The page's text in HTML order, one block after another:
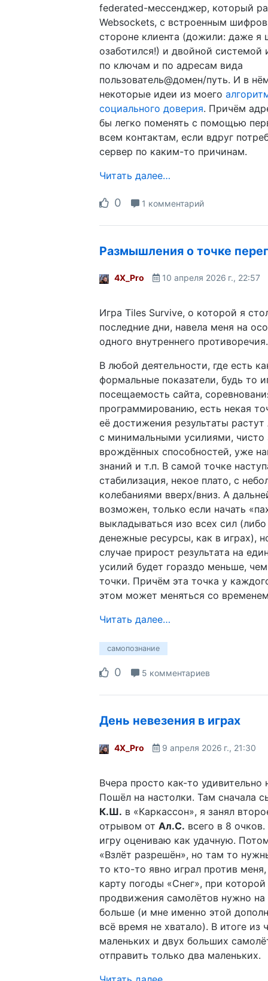
federated-мессенджер, который
Websockets, с встроенным
стороне клиента (дожили: даже я
озаботился!) и двойной системой
по ключам и по адресам вида
пользователь@домен/путь. И в
некоторые идеи из моего
социального доверия. Причём
бы легко поменять с помощью
всем контактам, если вдруг
сервер по каким-то причинам.
Читать далее…
0 1 комментарий
Размышления о точке
4X_Pro 10 апреля 2026 г., 22:57
Игра Tiles Survive, о которой я
последние дни, навела меня на
одного внутреннего противоречия.
В любой деятельности, где есть
формальные показатели, будь то
посещаемость сайта,
программированию, есть некая
её достижения результаты
с минимальными усилиями, чисто
врождённых способностей, уже
знаний и т.п. В самой точке
стабилизация, некое плато, с
колебаниями вверх/вниз. А
возможен, только если начать
выкладываться изо всех сил (либо
денежные ресурсы, как в играх),
случае прирост результата на
усилий будет гораздо меньше,
точки. Причём эта точка у
этом может меняться со
Читать далее…
самопознание
0 5 комментариев
День невезения в играх
4X_Pro 9 апреля 2026 г., 21:30
Вчера просто как-то удивительно
Пошёл на настолки. Там сначала
К.Ш. в «Каркассон», я занял
отрывом от Ал.С. всего в 8
игру оцениваю как удачную.
«Взлёт разрешён», но там то
то кто-то явно играл против
карту погоды «Снег», при которой
продвижения самолётов нужно на
больше (и мне именно этой
всё время не хватало). В итоге из
маленьких и двух больших
отправить только два маленьких.